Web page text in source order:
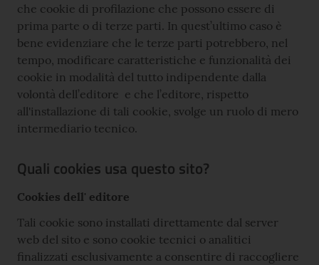
che cookie di profilazione che possono essere di
prima parte o di terze parti. In quest’ultimo caso è
bene evidenziare che le terze parti potrebbero, nel
tempo, modificare caratteristiche e funzionalità dei
cookie in modalità del tutto indipendente dalla
volontà dell’editore e che l’editore, rispetto
all'installazione di tali cookie, svolge un ruolo di mero
intermediario tecnico.
Quali cookies usa questo sito?
Cookies dell' editore
Tali cookie sono installati direttamente dal server
web del sito e sono cookie tecnici o analitici
finalizzati esclusivamente a consentire di raccogliere